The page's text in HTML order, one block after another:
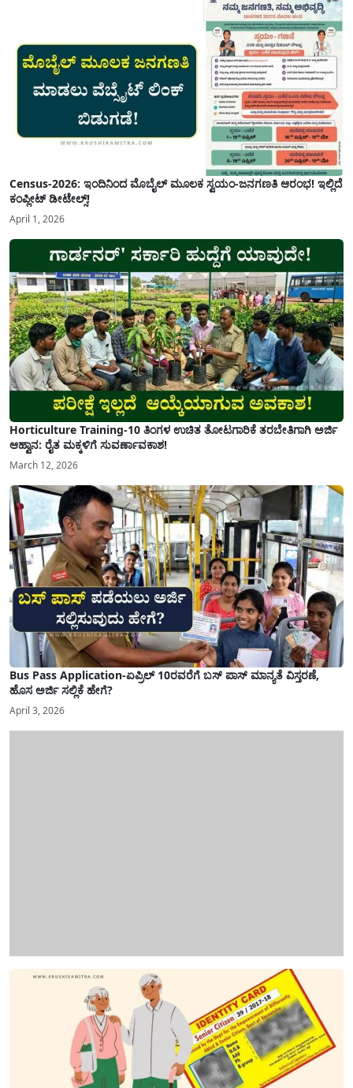
Census-2026: ಇಂದಿನಿಂದ ಮೊಬೈಲ್ ಮೂಲಕ ಸ್ವಯಂ-ಜನಗಣತಿ ಆರಂಭ! ಇಲ್ಲಿದೆ
ಕಂಪ್ಲೀಟ್ ಡೀಟೇಲ್ಸ್!
April 1, 2026
Horticulture Training-10 ತಿಂಗಳ ಉಚಿತ ತೋಟಗಾರಿಕೆ ತರಬೇತಿಗಾಗಿ ಅರ್ಜಿ
ಆಹ್ವಾನ: ರೈತ ಮಕ್ಕಳಿಗೆ ಸುವರ್ಣಾವಕಾಶ!
March 12, 2026
Bus Pass Application-ಏಪ್ರಿಲ್ 10ರವರೆಗೆ ಬಸ್ ಪಾಸ್ ಮಾನ್ಯತೆ ವಿಸ್ತರಣೆ,
ಹೊಸ ಅರ್ಜಿ ಸಲ್ಲಿಕೆ ಹೇಗೆ?
April 3, 2026